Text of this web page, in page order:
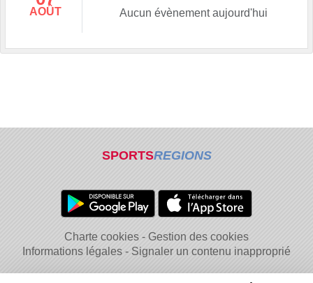
AOÛT Aucun évènement aujourd'hui
SPORTSREGIONS
Charte cookies
Gestion des cookies
Informations légales
Signaler un contenu inapproprié